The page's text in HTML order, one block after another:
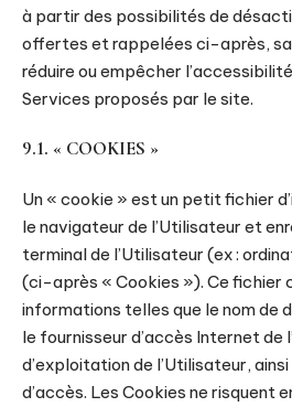
à partir des possibilités de
offertes et rappelées ci-après,
réduire ou empêcher
Services proposés par le site.
9.1. « COOKIES »
Un « cookie » est un petit fichier
le navigateur de l’Utilisateur et
terminal de l’Utilisateur (ex :
(ci-après « Cookies »). Ce fichier
informations telles que le nom de
le fournisseur d’accès Internet de
d’exploitation de l’Utilisateur,
d’accès. Les Cookies ne risquent